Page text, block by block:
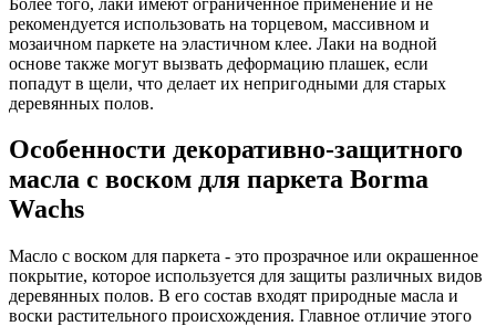
рекомендуется использовать на торцевом, массивном и
мозаичном паркете на эластичном клее. Лаки на водной
основе также могут вызвать деформацию плашек, если
попадут в щели, что делает их непригодными для старых
деревянных полов.
Особенности декоративно-защитного
масла с воском для паркета Borma
Wachs
Масло с воском для паркета - это прозрачное или окрашенное
покрытие, которое используется для защиты различных видов
деревянных полов. В его состав входят природные масла и
воски растительного происхождения. Главное отличие этого